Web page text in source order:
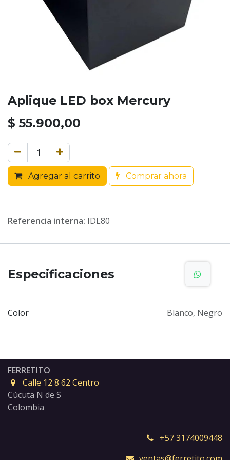
Aplique LED box Mercury
$ 55.900,00
Agregar al carrito Comprar ahora
Referencia interna: IDL80
Especificaciones
Color Blanco, Negro
FERRETITO
Calle 12 8 62 Centro
Cúcuta N de S
Colombia
+57 3174009448